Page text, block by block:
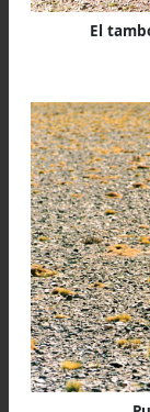
Qhapaq
Cada casa
estrechos
cumplir